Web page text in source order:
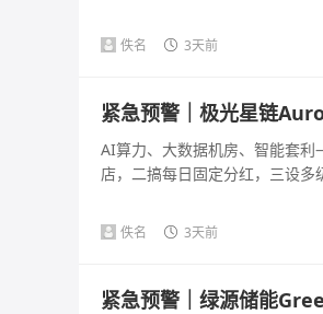
佚名 3天前
紧急预警｜极光星链
AI算力、大数据机房、智能套
店，二搞每日固定分红，三设
佚名 3天前
紧急预警｜绿源储能